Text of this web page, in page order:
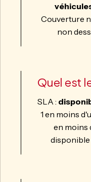
Couverture
non
Quel est
SLA :
1 en moins
en moins
disponible